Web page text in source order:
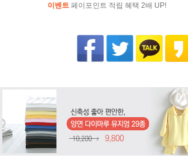
이벤트 페이포인트 적립 혜택 2배 UP!